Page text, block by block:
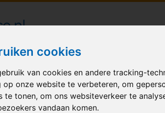
cookies
van cookies en andere tracking-
op onze website te verbeteren, om
te tonen, om ons websiteverkeer te
vandaan komen.
bezorgd in heel Nederland
BALLONNEN GELEGENHEID VERHUUR